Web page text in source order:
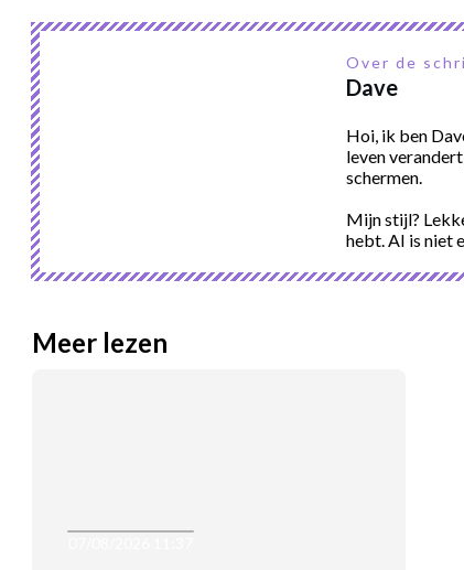
Over de
Dave
Hoi, ik ben
leven
schermen.
Mijn stijl?
hebt. AI is niet
Meer lezen